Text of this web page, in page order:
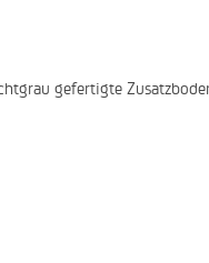
gefertigte